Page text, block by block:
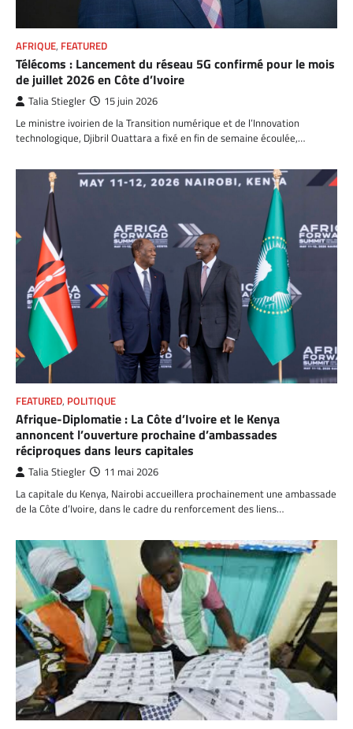
AFRIQUE, FEATURED
Télécoms : Lancement du réseau 5G confirmé pour le mois
de juillet 2026 en Côte d’Ivoire
Talia Stiegler 15 juin 2026
Le ministre ivoirien de la Transition numérique et de l’Innovation
technologique, Djibril Ouattara a fixé en fin de semaine écoulée,…
FEATURED, POLITIQUE
Afrique-Diplomatie : La Côte d’Ivoire et le Kenya
annoncent l’ouverture prochaine d’ambassades
réciproques dans leurs capitales
Talia Stiegler 11 mai 2026
La capitale du Kenya, Nairobi accueillera prochainement une ambassade
de la Côte d’Ivoire, dans le cadre du renforcement des liens…